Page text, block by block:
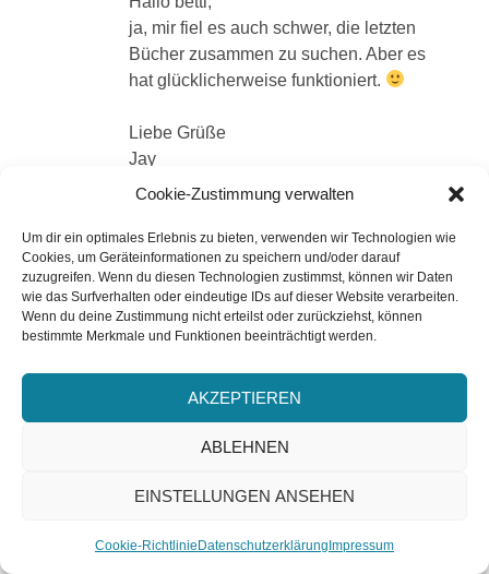
Cookie-Zustimmung verwalten
Um dir ein optimales Erlebnis zu bieten, verwenden wir Technologien wie
Cookies, um Geräteinformationen zu speichern und/oder darauf
zuzugreifen. Wenn du diesen Technologien zustimmst, können wir Daten
wie das Surfverhalten oder eindeutige IDs auf dieser Website verarbeiten.
Wenn du deine Zustimmung nicht erteilst oder zurückziehst, können
bestimmte Merkmale und Funktionen beeinträchtigt werden.
AKZEPTIEREN
ABLEHNEN
EINSTELLUNGEN ANSEHEN
Cookie-Richtlinie Datenschutzerklärung Impressum
ja, mir fiel es auch schwer, die letzten
Bücher zusammen zu suchen. Aber es
hat glücklicherweise funktioniert.
Liebe Grüße
Jay
Petra Berger sagt:
26. Oktober 2024 um 11:32 Uhr
GUten Morgen Jay,
leider ist das Thema nicht so richtig zu mir
vorgedrungen, ich hatte meinen Kopf wohl
woanders. Dabei habe ich an Artus schon
alle verschlungen habe. Ebenso Rick
eine Serie über ägyptische Götter, die in den